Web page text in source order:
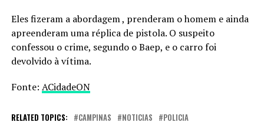
Eles fizeram a abordagem , prenderam o homem e ainda
apreenderam uma réplica de pistola. O suspeito
confessou o crime, segundo o Baep, e o carro foi
devolvido à vítima.
Fonte: ACidadeON
RELATED TOPICS: CAMPINAS NOTICIAS POLICIA